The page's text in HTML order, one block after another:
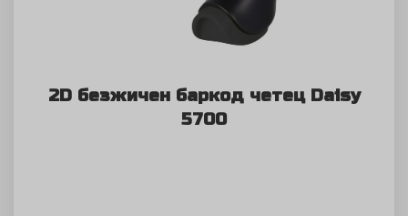
2D безжичен баркод четец Daisy
5700